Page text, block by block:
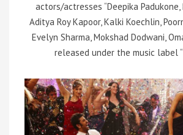
actors/actresses “Deepika Padukone,
Aditya Roy Kapoor, Kalki Koechlin,
Evelyn Sharma, Mokshad Dodwani,
released under the music label